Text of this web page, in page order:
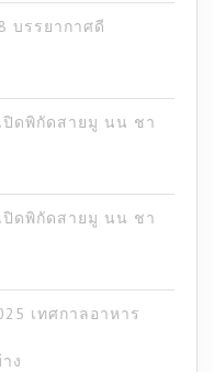
บรรยากาศดี
ปิดพิกัดสายมู นน ชา
ปิดพิกัดสายมู นน ชา
เทศกาลอาหาร
ง